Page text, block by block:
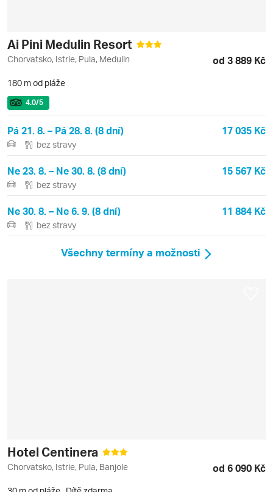
Ai Pini Medulin Resort
Chorvatsko, Istrie, Pula, Medulin od 3 889 Kč
180 m od pláže
4.0/5
Pá 21. 8. – Pá 28. 8. (8 dní) 17 035 Kč
bez stravy
Ne 23. 8. – Ne 30. 8. (8 dní) 15 567 Kč
bez stravy
Ne 30. 8. – Ne 6. 9. (8 dní) 11 884 Kč
bez stravy
Všechny termíny a možnosti
Hotel Centinera
Chorvatsko, Istrie, Pula, Banjole od 6 090 Kč